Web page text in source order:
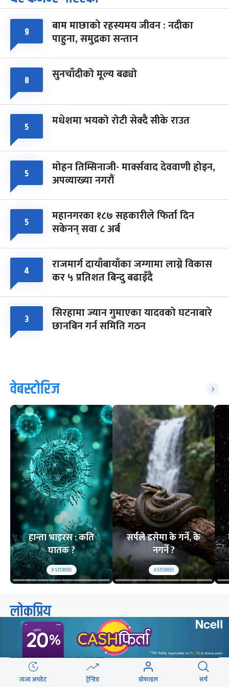
आइत चैत्र ७, २०८३-Mar 21, 2027
८ फागुपूर्णिमा
चैत्र ८, २०८३-Mar 22, 2027
७ महिना बाँकी
९ बाम माछाको रहस्यमय जीवन : नदीका
पाहुना, समुद्रका सन्तान
८ सुनचाँदीको मूल्य बढ्यो
५ मधेशमा भयको रोटी सेक्दै सीके राउत
५ मोहन तिम्सिनाजी- मार्क्सवाद देववाणी होइन,
अपव्याख्या नगरौं
५ महानगरका १८७ सहकारीले फिर्ता दिन
सकेनन् सवा ८ अर्ब
४ राजमार्ग दायाँबायाँका जग्गामा लाग्ने विकास
कर ५ प्रतिशत बिन्दु बढाइँदै
३ सिरहामा ज्यान गुमाएका यादवको घटनाबारे
छानबिन गर्न समिति गठन
वेबस्टोरिज
हान्ता भाइरस : कति
घातक ?
8STORIES
सर्पले डसेमा के गर्ने, के
नगर्ने ?
6STORIES
लोकप्रिय
२४ घण्टा यो साता यो महिना
ताजा अपडेट ट्रेन्डिङ प्रोफाइल सर्च